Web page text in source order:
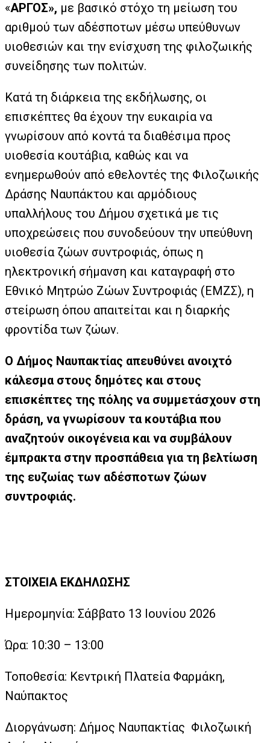
«ΑΡΓΟΣ», με βασικό στόχο τη μείωση του
αριθμού των αδέσποτων μέσω υπεύθυνων
υιοθεσιών και την ενίσχυση της φιλοζωικής
συνείδησης των πολιτών.
Κατά τη διάρκεια της εκδήλωσης, οι
επισκέπτες θα έχουν την ευκαιρία να
γνωρίσουν από κοντά τα διαθέσιμα προς
υιοθεσία κουτάβια, καθώς και να
ενημερωθούν από εθελοντές της Φιλοζωικής
Δράσης Ναυπάκτου και αρμόδιους
υπαλλήλους του Δήμου σχετικά με τις
υποχρεώσεις που συνοδεύουν την υπεύθυνη
υιοθεσία ζώων συντροφιάς, όπως η
ηλεκτρονική σήμανση και καταγραφή στο
Εθνικό Μητρώο Ζώων Συντροφιάς (ΕΜΖΣ), η
στείρωση όπου απαιτείται και η διαρκής
φροντίδα των ζώων.
Ο Δήμος Ναυπακτίας απευθύνει ανοιχτό
κάλεσμα στους δημότες και στους
επισκέπτες της πόλης να συμμετάσχουν στη
δράση, να γνωρίσουν τα κουτάβια που
αναζητούν οικογένεια και να συμβάλουν
έμπρακτα στην προσπάθεια για τη βελτίωση
της ευζωίας των αδέσποτων ζώων
συντροφιάς.
ΣΤΟΙΧΕΙΑ ΕΚΔΗΛΩΣΗΣ
Ημερομηνία: Σάββατο 13 Ιουνίου 2026
Ώρα: 10:30 – 13:00
Τοποθεσία: Κεντρική Πλατεία Φαρμάκη,
Ναύπακτος
Διοργάνωση: Δήμος Ναυπακτίας Φιλοζωική